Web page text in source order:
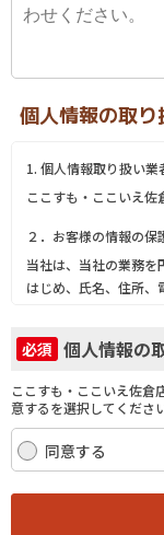
個人情報の取
1. 個人情報取り扱い業
ここすも・ここいえ
２．お客様の情報の
当社は、当社の業務を
はじめ、氏名、住所、
当社は、これらのお客
す。）の適正な保護を
(1) お客さま情報に適
法令を遵守し、適切に
す。
(2) お客さま情報の取
ます。また、取引先等
必須 個人情報の
ここすも・ここいえ佐倉
意するを選択してください
同意する